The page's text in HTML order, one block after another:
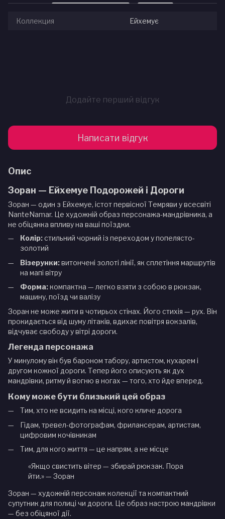
Коллекция Ейхемує
Додайте перший відгук
Написати відгук
Опис
Зоран — Ейхемуе Подорожей і Дороги
Зоран — один з Ейхемуе, істот первісної Темряви у всесвіті
NanteNamar. Це художній образ персонажа-мандрівника, а
не обіцянка впливу на ваші поїздки.
Колір:стильний чорний із переходом у попелясто-
золотий
Візерунки:витончені золоті лінії, як сплетіння маршрутів
на мапі вітру
Форма:компактна — легко взяти з собою в рюкзак,
машину, поїзд чи валізу
Зоран не може жити в чотирьох стінах. Його стихія — рух. Він
прокидається від шуму літаків, вдихає повітря вокзалів,
відчуває свободу у вітрі дороги.
Легенда персонажа
У минулому він був бароном табору, артистом, кухарем і
другом кожної дороги. Тепер його описують як дух
мандрівки, ритму й вогню в ногах — того, хто йде вперед.
Кому може бути близький цей образ
Тим, хто не всидить на місці, кого кличе дорога
Гідам, тревел-фотографам, фрилансерам, артистам,
цифровим кочівникам
Тим, для кого життя — це напрям, а не місце
«Якщо свистить вітер — збирай рюкзак. Пора
йти.» — Зоран
Зоран — художній персонаж колекції та компактний
супутник для полиці чи дороги. Це образ настрою мандрівки
— без обіцяної дії.